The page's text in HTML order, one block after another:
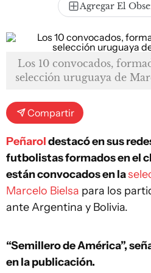
Agregar El
Los 10 convocados,
selección uruguaya de
Compartir
Peñaroldestacó en sus
futbolistas formados en el
están convocados en la
Marcelo Bielsa para los
ante Argentina y Bolivia.
“Semillero de América”,
en la publicación.